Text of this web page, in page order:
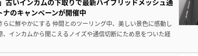
のキャンペーンが開催中
らに鮮やかにする 仲間とのツーリング中、美しい景色に感動し
インカムから聞こえるノイズや通信切断にため息をついた経